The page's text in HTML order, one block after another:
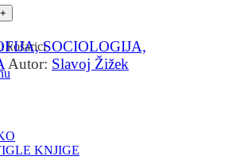
košariciSOCIOLOGIJA,
Autor: Slavoj Žižek
KNJIGE